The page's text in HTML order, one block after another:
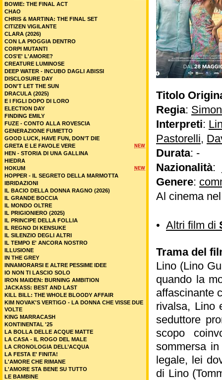
Titolo
Regia:
Interpreti:
Pastorelli,
Durata: -
Nazionalità:
Genere:
Al cinema
• Altri film di
Trama del
Lino (Lino
quando la
affascinante
rivalsa, Lino
seduttore
scopo
sommersa
legale, lei
di Lino
BOWIE: THE FINAL ACT
CHAO
CHRIS & MARTINA: THE FINAL SET
CITIZEN VIGILANTE
CLARA (2026)
CON LA PIOGGIA DENTRO
CORPI MUTANTI
COS'E' L'AMORE?
CREATURE LUMINOSE
DEEP WATER - INCUBO DAGLI ABISSI
DISCLOSURE DAY
DON'T LET THE SUN
DRACULA (2025)
E I FIGLI DOPO DI LORO
ELECTION DAY
FINDING EMILY
FUZE - CONTO ALLA ROVESCIA
GENERAZIONE FUMETTO
GOOD LUCK, HAVE FUN, DON’T DIE
NEW
GRETA E LE FAVOLE VERE
HEN - STORIA DI UNA GALLINA
HIEDRA
NEW
HOKUM
HOPPER - IL SEGRETO DELLA MARMOTTA
IBRIDAZIONI
IL BACIO DELLA DONNA RAGNO (2026)
IL GRANDE BOCCIA
IL MONDO OLTRE
IL PRIGIONIERO (2025)
IL PRINCIPE DELLA FOLLIA
IL REGNO DI KENSUKE
IL SILENZIO DEGLI ALTRI
IL TEMPO E' ANCORA NOSTRO
ILLUSIONE
IN THE GREY
INNAMORARSI E ALTRE PESSIME IDEE
IO NON TI LASCIO SOLO
IRON MAIDEN: BURNING AMBITION
JACKASS: BEST AND LAST
KILL BILL: THE WHOLE BLOODY AFFAIR
KIM NOVAK'S VERTIGO - LA DONNA CHE VISSE DUE
VOLTE
KING MARRACASH
KONTINENTAL '25
LA BOLLA DELLE ACQUE MATTE
LA CASA - IL ROGO DEL MALE
LA CRONOLOGIA DELL’ACQUA
LA FESTA E' FINITA!
L'AMORE CHE RIMANE
L'AMORE STA BENE SU TUTTO
LE BAMBINE